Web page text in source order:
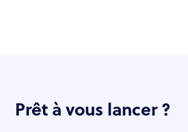
Prêt à vous lancer ?